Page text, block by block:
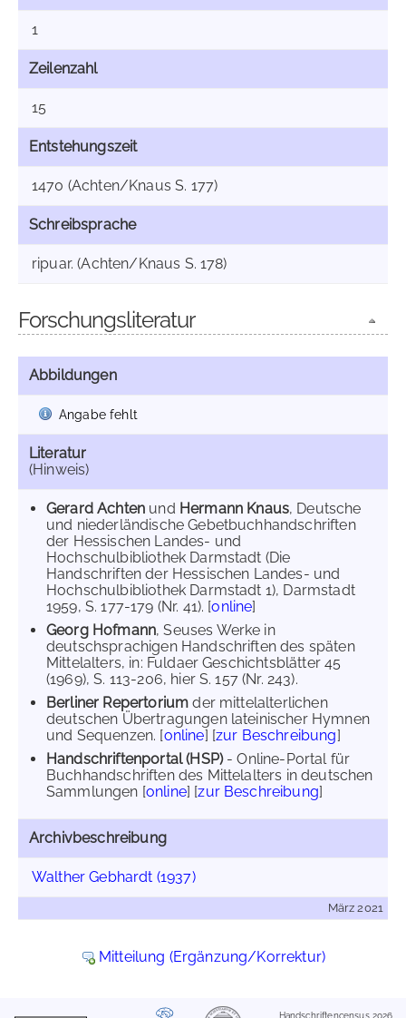
1
Zeilenzahl
15
Entstehungszeit
1470 (Achten/Knaus S. 177)
Schreibsprache
ripuar. (Achten/Knaus S. 178)
Forschungsliteratur
Abbildungen
Angabe fehlt
Literatur
(Hinweis)
Gerard Achten und Hermann Knaus, Deutsche
und niederländische Gebetbuchhandschriften
der Hessischen Landes- und
Hochschulbibliothek Darmstadt (Die
Handschriften der Hessischen Landes- und
Hochschulbibliothek Darmstadt 1), Darmstadt
1959, S. 177-179 (Nr. 41). [online]
Georg Hofmann, Seuses Werke in
deutschsprachigen Handschriften des späten
Mittelalters, in: Fuldaer Geschichtsblätter 45
(1969), S. 113-206, hier S. 157 (Nr. 243).
Berliner Repertorium der mittelalterlichen
deutschen Übertragungen lateinischer Hymnen
und Sequenzen. [online] [zur Beschreibung]
Handschriftenportal (HSP)- Online-Portal für
Buchhandschriften des Mittelalters in deutschen
Sammlungen [online] [zur Beschreibung]
Archivbeschreibung
Walther Gebhardt (1937)
März 2021
Mitteilung (Ergänzung/Korrektur)
Handschriftencensus 2026